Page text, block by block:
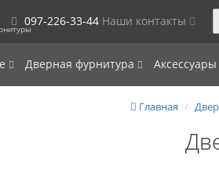
097-226-33-44 Наши контакты
Дверная фурнитура
Главная